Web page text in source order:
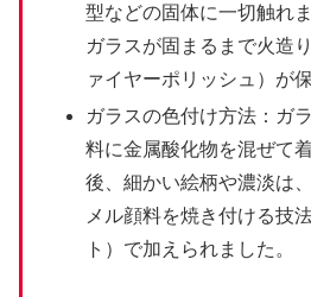
型などの固体に一切触れ
ガラスが固まるまで火造
ァイヤーポリッシュ）が
ガラスの色付け方法：ガ
料に金属酸化物を混ぜて
後、細かい絵柄や濃淡は
メル顔料を焼き付ける技
ト）で加えられました。